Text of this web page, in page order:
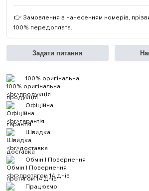
👉 Замовлення з нанесенням номерів,
100% передоплата.
Задати питання
100% оригінальна
продукція
Офіційна
гарантія
Швидка
доставка
Обмін | Повернення
протягом 14 днів
Працюємо